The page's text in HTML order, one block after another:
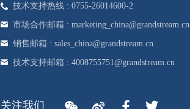
技术支持热线 : 0755-26014600-2
市场合作邮箱 : marketing_china@grandstream.cn
销售邮箱 : sales_china@grandstream.cn
技术支持邮箱 : 4008755751@grandstream.cn
关注我们